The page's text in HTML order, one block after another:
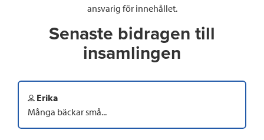
ansvarig för innehållet.
Senaste bidragen till
insamlingen
Erika
Många bäckar små...